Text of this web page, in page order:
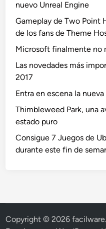
nuevo Unreal Engine
Gameplay de Two Point
de los fans de Theme
Microsoft finalmente no
Las novedades más
2017
Entra en escena la
Thimbleweed Park, una
estado puro
Consigue 7 Juegos de
durante este fin de
Copyright © 2026facilware.